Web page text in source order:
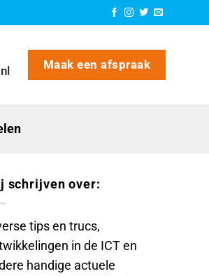
Maak een afspraak
schrijven over:
tips en trucs,
in de ICT en
handige actuele